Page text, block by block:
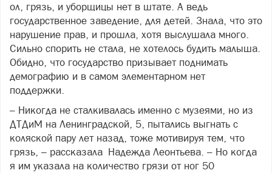
ол, грязь, и уборщицы нет в штате. А ведь
государственное заведение, для детей. Знала, что это
нарушение прав, и прошла, хотя выслушала много.
Сильно спорить не стала, не хотелось будить малыша.
Обидно, что государство призывает поднимать
демографию и в самом элементарном нет
поддержки.
– Никогда не сталкивалась именно с музеями, но из
ДТДиМ на Ленинградской, 5, пытались выгнать с
коляской пару лет назад, тоже мотивируя тем, что
грязь, – рассказала Надежда Леонтьева. – Но когда
я им указала на количество грязи от ног 50